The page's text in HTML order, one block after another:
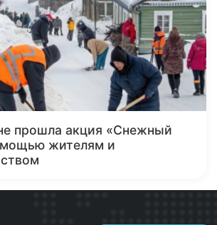
прошла акция «Снежный
жителям и